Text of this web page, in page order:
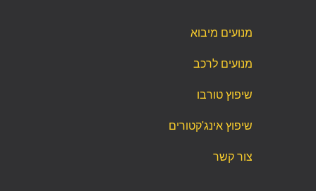
מנועים מיבוא
מנועים לרכב
שיפוץ טורבו
שיפוץ אינג'קטורים
צור קשר